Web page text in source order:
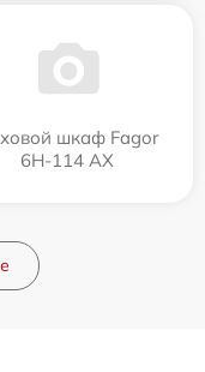
шкаф Fagor
6H-114 AX